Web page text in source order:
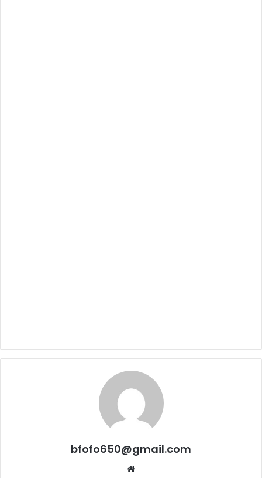
bfofo650@gmail.com
Website